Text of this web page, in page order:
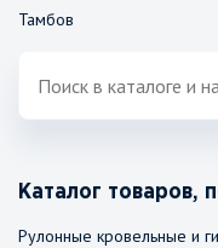
Тамбов
Каталог товаров,
Рулонные кровельные и